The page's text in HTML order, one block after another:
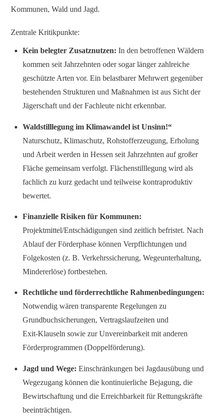
Kommunen, Wald und Jagd.
Zentrale Kritikpunkte:
Kein belegter Zusatznutzen: In den betroffenen Wäldern
kommen seit Jahrzehnten oder sogar länger zahlreiche
geschützte Arten vor. Ein belastbarer Mehrwert gegenüber
bestehenden Strukturen und Maßnahmen ist aus Sicht der
Jägerschaft und der Fachleute nicht erkennbar.
Waldstilllegung im Klimawandel ist Unsinn!“
Naturschutz, Klimaschutz, Rohstofferzeugung, Erholung
und Arbeit werden in Hessen seit Jahrzehnten auf großer
Fläche gemeinsam verfolgt. Flächenstilllegung wird als
fachlich zu kurz gedacht und teilweise kontraproduktiv
bewertet.
Finanzielle Risiken für Kommunen:
Projektmittel/Entschädigungen sind zeitlich befristet. Nach
Ablauf der Förderphase können Verpflichtungen und
Folgekosten (z. B. Verkehrssicherung, Wegeunterhaltung,
Mindererlöse) fortbestehen.
Rechtliche und förderrechtliche Rahmenbedingungen:
Notwendig wären transparente Regelungen zu
Grundbuchsicherungen, Vertragslaufzeiten und
Exit‑Klauseln sowie zur Unvereinbarkeit mit anderen
Förderprogrammen (Doppelförderung).
Jagd und Wege: Einschränkungen bei Jagdausübung und
Wegezugang können die kontinuierliche Bejagung, die
Bewirtschaftung und die Erreichbarkeit für Rettungskräfte
beeinträchtigen.